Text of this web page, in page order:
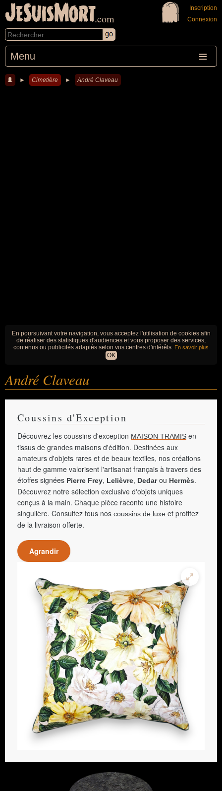
JeSuisMort.com
Menu
Inscription
Connexion
► Cimetière ► André Claveau
En poursuivant votre navigation, vous acceptez l'utilisation de cookies afin
de réaliser des statistiques d'audiences et vous proposer des services,
contenus ou publicités adaptés selon vos centres d'intérêts. En savoir plus
OK
André Claveau
Coussins d'Exception
Découvrez les coussins d'exception MAISON TRAMIS en
tissus de grandes maisons d'édition. Destinées aux
amateurs d'objets rares et de beaux textiles, nos créations
haut de gamme valorisent l'artisanat français à travers des
étoffes signées Pierre Frey, Lelièvre, Dedarou Hermès.
Découvrez notre sélection exclusive d'objets uniques
conçus à la main. Chaque pièce raconte une histoire
singulière. Consultez tous nos coussins de luxe et profitez
de la livraison offerte.
Agrandir